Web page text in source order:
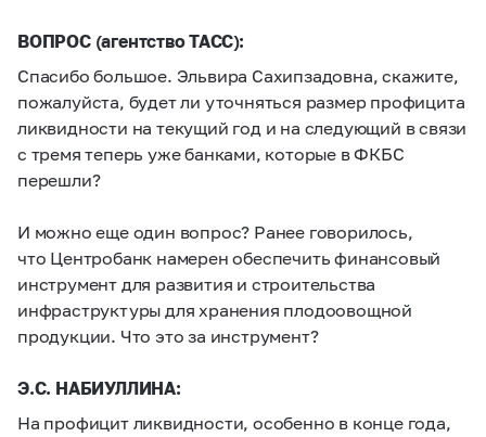
ВОПРОС (агентство ТАСС):
Спасибо большое. Эльвира Сахипзадовна, скажите,
пожалуйста, будет ли уточняться размер профицита
ликвидности на текущий год и на следующий в связи
с тремя теперь уже банками, которые в ФКБС
перешли?
И можно еще один вопрос? Ранее говорилось,
что Центробанк намерен обеспечить финансовый
инструмент для развития и строительства
инфраструктуры для хранения плодоовощной
продукции. Что это за инструмент?
Э.С. НАБИУЛЛИНА:
На профицит ликвидности, особенно в конце года,